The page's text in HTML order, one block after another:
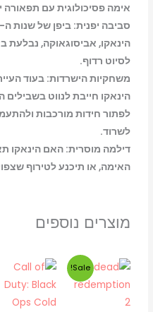
אימה פסיכולוגית עם תפאורה
הינאקו, אביסוגאוקה,
לסיוט רדוף.
משחקיות הישרדות: בעוד
הינאקו חייבת לנווט
לפתור חידות מורכבות
לשרוד.
דילמה מוסרית: האם הינאקו
האימה, או תיכנע לטירוף
מוצרים נוספים
Sale!
המחיר
המקורי
היה:
המחיר
הנוכחי